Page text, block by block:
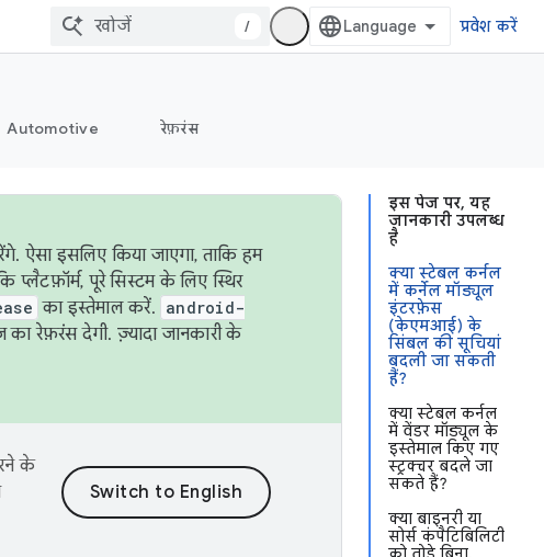
/ प्रवेश करें
Automotive रेफ़रंस
इस पेज पर, यह
जानकारी उपलब्ध
है
क्या स्टेबल कर्नल
में कर्नेल मॉड्यूल
इंटरफ़ेस
(केएमआई) के
सिंबल की सूचियां
बदली जा सकती
हैं?
क्या स्टेबल कर्नल
में वेंडर मॉड्यूल के
इस्तेमाल किए गए
स्ट्रक्चर बदले जा
सकते हैं?
क्या बाइनरी या
सोर्स कंपैटिबिलिटी
ऐसा इसलिए किया जाएगा, ताकि हम
पूरे सिस्टम के लिए स्थिर
का इस्तेमाल करें. android-
रेफ़रंस देगी. ज़्यादा जानकारी के
के